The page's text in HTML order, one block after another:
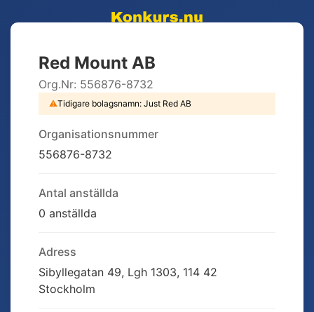
Red Mount AB
Org.Nr: 556876-8732
⚠Tidigare bolagsnamn: Just Red AB
Organisationsnummer
556876-8732
Antal anställda
0 anställda
Adress
Sibyllegatan 49, Lgh 1303, 114 42
Stockholm